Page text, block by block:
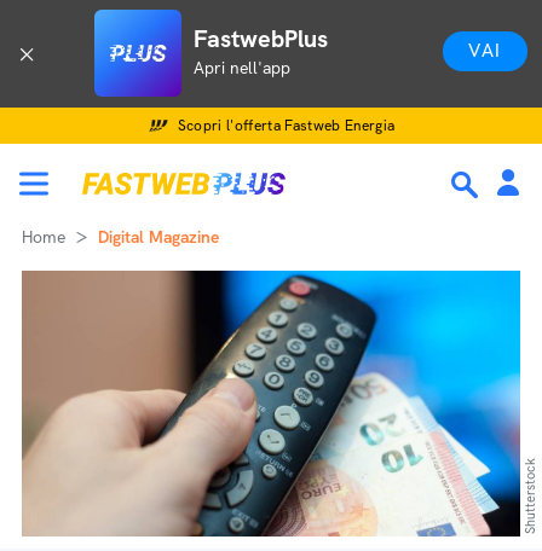
FastwebPlus
Apri nell'app
VAI
Scopri l'offerta Fastweb Energia
Home Digital Magazine
Shutterstock